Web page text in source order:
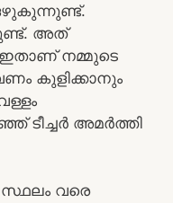
അത്
“ഇതാണ് നമ്മുടെ
കുളിക്കാനും
ടീച്ചർ അമർത്തി
സ്ഥലം വരെ